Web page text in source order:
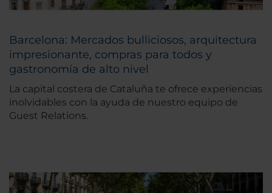
Barcelona: Mercados bulliciosos, arquitectura
impresionante, compras para todos y
gastronomía de alto nivel
La capital costera de Cataluña te ofrece experiencias
inolvidables con la ayuda de nuestro equipo de
Guest Relations.